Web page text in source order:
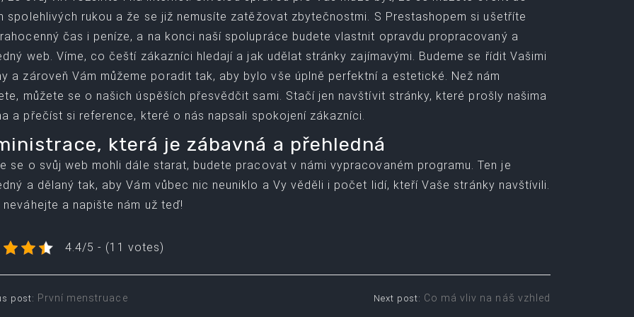
spolehlivých rukou a že se již nemusíte zatěžovat zbytečnostmi. S Prestashopem si ušetříte
čas i peníze, a na konci naší spolupráce budete vlastnit opravdu propracovaný a
web. Víme, co čeští zákazníci hledají a jak udělat stránky zajímavými. Budeme se řídit Vašimi
a zároveň Vám můžeme poradit tak, aby bylo vše úplně perfektní a estetické. Než nám
můžete se o našich úspěších přesvědčit sami. Stačí jen navštívit stránky, které prošly našima
a přečíst si reference, které o nás napsali spokojení zákazníci.
která je zábavná a přehledná
se o svůj web mohli dále starat, budete pracovat v námi vypracovaném programu. Ten je
a dělaný tak, aby Vám vůbec nic neuniklo a Vy věděli i počet lidí, kteří Vaše stránky navštívili.
a napište nám už teď!
4.4/5 - (11 votes)
post: První menstruace Next post: Co má vliv na náš vzhled